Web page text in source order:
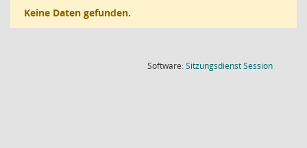
Keine Daten gefunden.
Software:SitzungsdienstSession(Wird in